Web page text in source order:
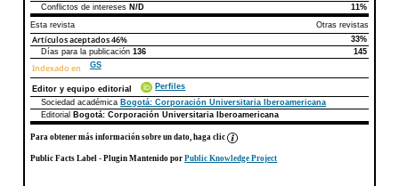
Conflictos de intereses N/D
11%
Esta revista
Otras revistas
Artículos aceptados46%
33%
Días para la publicación136 145
Indexado en GS
Editor y equipo editorial
Perfiles
Sociedad académica Bogotá: Corporación Universitaria Iberoamericana
Editorial
Bogotá: Corporación Universitaria Iberoamericana
Para obtener más información sobre un dato, haga clic
Public Facts Label - Plugin Mantenido porPublic Knowledge Project